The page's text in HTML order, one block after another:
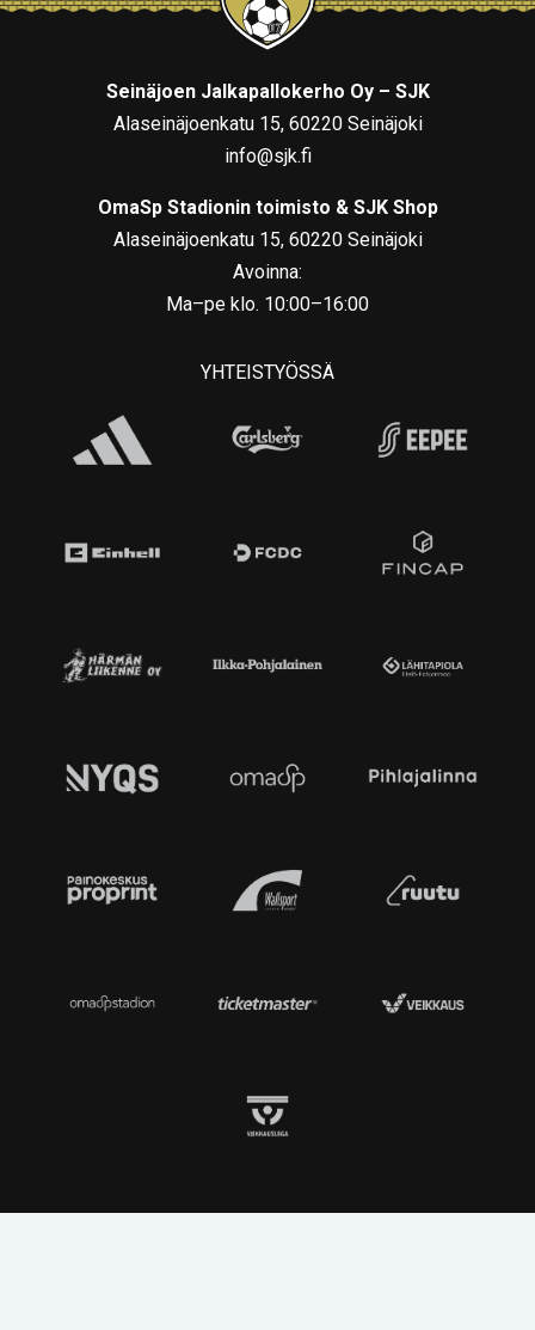
Seinäjoen Jalkapallokerho Oy – SJK
Alaseinäjoenkatu 15, 60220 Seinäjoki
info@sjk.fi
OmaSp Stadionin toimisto & SJK Shop
Alaseinäjoenkatu 15, 60220 Seinäjoki
Avoinna:
Ma–pe klo. 10:00–16:00
YHTEISTYÖSSÄ